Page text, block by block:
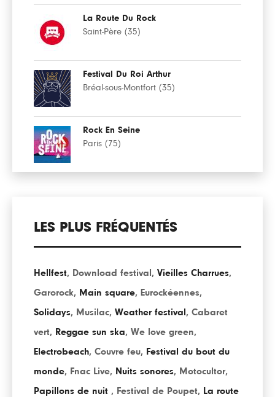
La Route Du Rock
Saint-Père (35)
Festival Du Roi Arthur
Bréal-sous-Montfort (35)
Rock En Seine
Paris (75)
LES PLUS FRÉQUENTÉS
Hellfest, Download festival , Vieilles Charrues,
Garorock, Main square, Eurockéennes,
Solidays, Musilac, Weather festival , Cabaret
vert, Reggae sun ska, We love green,
Electrobeach, Couvre feu, Festival du bout du
monde, Fnac Live, Nuits sonores, Motocultor,
Papillons de nuit , Festival de Poupet, La route